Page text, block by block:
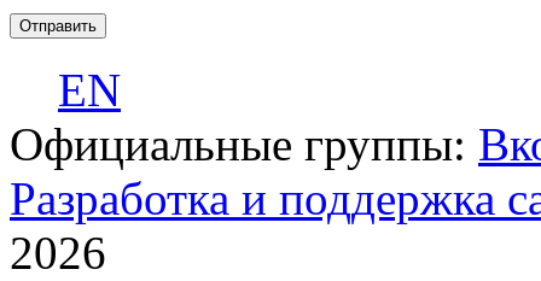
EN
Официальные группы:
Разработка и поддержка
2026